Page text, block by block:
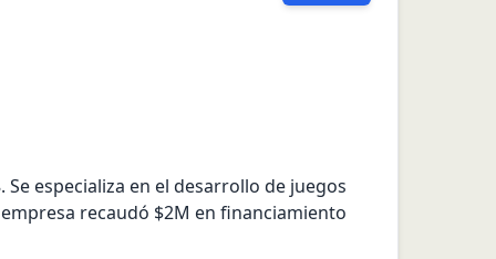
especializa en el desarrollo de juegos
recaudó $2M en financiamiento